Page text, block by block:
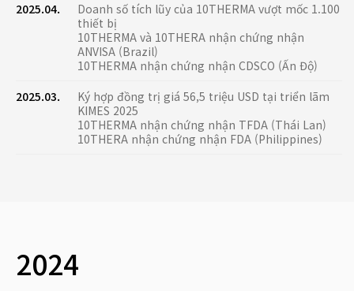
2025.04.
Doanh số tích lũy của 10THERMA vượt mốc 1.100
thiết bị
10THERMA và 10THERA nhận chứng nhận
ANVISA (Brazil)
10THERMA nhận chứng nhận CDSCO (Ấn Độ)
2025.03.
Ký hợp đồng trị giá 56,5 triệu USD tại triển lãm
KIMES 2025
10THERMA nhận chứng nhận TFDA (Thái Lan)
10THERA nhận chứng nhận FDA (Philippines)
2024